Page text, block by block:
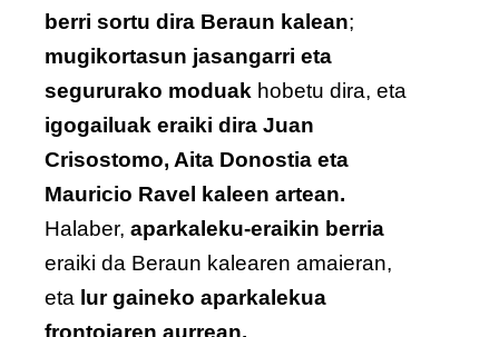
berri sortu dira Beraun kalean;
mugikortasun jasangarri eta
segururako moduak hobetu dira, eta
igogailuak eraiki dira Juan
Crisostomo, Aita Donostia eta
Mauricio Ravel kaleen artean.
Halaber, aparkaleku-eraikin berria
eraiki da Beraun kalearen amaieran,
eta lur gaineko aparkalekua
frontoiaren aurrean.